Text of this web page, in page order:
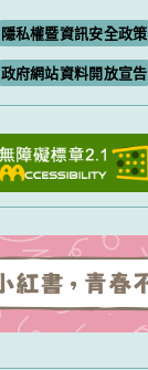
隱私權暨資訊安全政策
政府網站資料開放宣告